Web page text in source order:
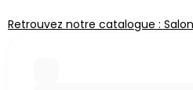
Retrouvez notre catalogue :